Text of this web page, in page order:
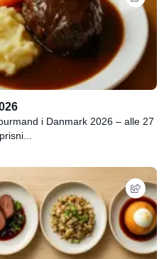
i Danmark 2026 – alle 27